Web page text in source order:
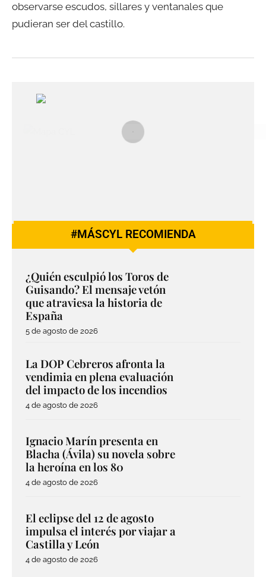
observarse escudos, sillares y ventanales que
pudieran ser del castillo.
#MÁSCYL RECOMIENDA
¿Quién esculpió los Toros de
Guisando? El mensaje vetón
que atraviesa la historia de
España
5 de agosto de 2026
La DOP Cebreros afronta la
vendimia en plena evaluación
del impacto de los incendios
4 de agosto de 2026
Ignacio Marín presenta en
Blacha (Ávila) su novela sobre
la heroína en los 80
4 de agosto de 2026
El eclipse del 12 de agosto
impulsa el interés por viajar a
Castilla y León
4 de agosto de 2026